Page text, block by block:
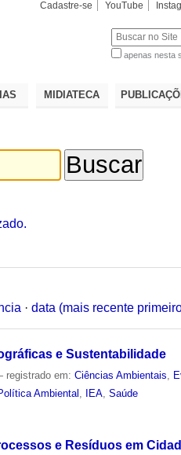
Cadastre-se YouTube
apenas nesta
MIDIATECA
· data (mais recente
e Sustentabilidade
registrado em:Ciências Ambientais
Ambiental IEA ,Saúde
e Resíduos em